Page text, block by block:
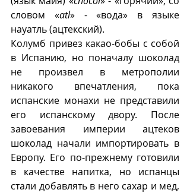
словом «atl» - «вода» в языке
науатль (ацтекский).
Колумб привез какао-бобы с собой
в Испанию, но поначалу шоколад
не произвел в метрополии
никакого впечатления, пока
испанские монахи не представили
его испанскому двору. После
завоевания империи ацтеков
шоколад начали импортировать в
Европу. Его по-прежнему готовили
в качестве напитка, но испанцы
стали добавлять в него сахар и мед,